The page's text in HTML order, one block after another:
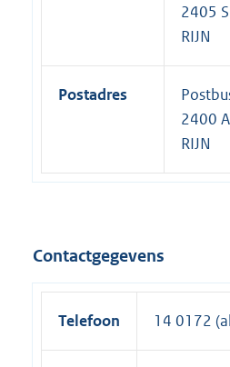
2405
RIJN
Postadres
2400
RIJN
Contactgegevens
Telefoon 14 0172